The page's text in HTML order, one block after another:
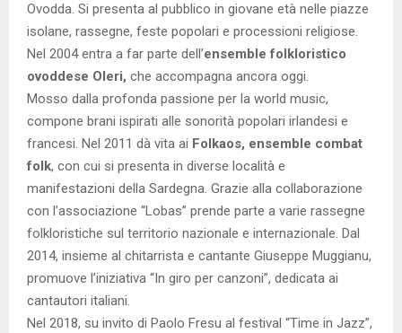
Ovodda. Si presenta al pubblico in giovane età nelle piazze
isolane, rassegne, feste popolari e processioni religiose.
Nel 2004 entra a far parte dell’ensemble folkloristico
ovoddese Oleri, che accompagna ancora oggi.
Mosso dalla profonda passione per la world music,
compone brani ispirati alle sonorità popolari irlandesi e
francesi. Nel 2011 dà vita ai Folkaos, ensemble combat
folk, con cui si presenta in diverse località e
manifestazioni della Sardegna. Grazie alla collaborazione
con l’associazione “Lobas” prende parte a varie rassegne
folkloristiche sul territorio nazionale e internazionale. Dal
2014, insieme al chitarrista e cantante Giuseppe Muggianu,
promuove l’iniziativa “In giro per canzoni”, dedicata ai
cantautori italiani.
Nel 2018, su invito di Paolo Fresu al festival “Time in Jazz”,